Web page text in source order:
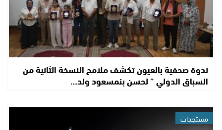
ندوة صحفية بالعيون تكشف ملامح النسخة الثانية من
السباق الدولي ” لحسن بنمسعود ولد…
مستجدات